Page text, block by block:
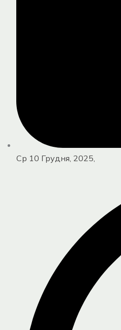
Ср 10 Грудня, 2025,